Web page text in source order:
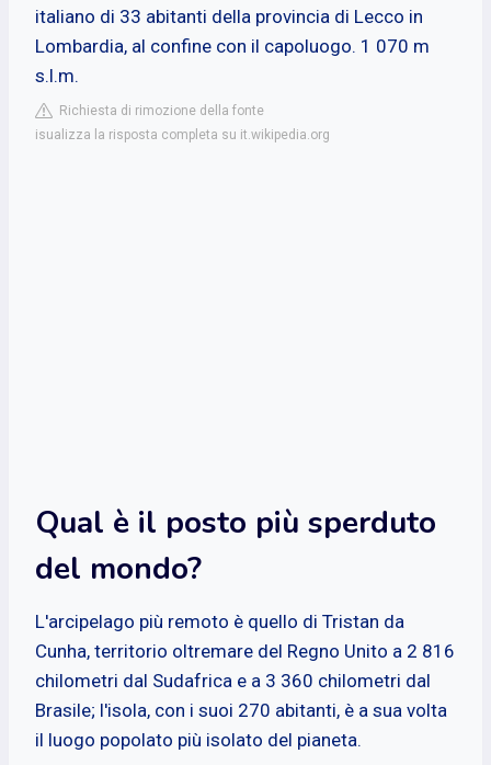
italiano di 33 abitanti della provincia di Lecco in
Lombardia, al confine con il capoluogo. 1 070 m
s.l.m.
Richiesta di rimozione della fonte
isualizza la risposta completa su it.wikipedia.org
Qual è il posto più sperduto
del mondo?
L'arcipelago più remoto è quello di Tristan da
Cunha, territorio oltremare del Regno Unito a 2 816
chilometri dal Sudafrica e a 3 360 chilometri dal
Brasile; l'isola, con i suoi 270 abitanti, è a sua volta
il luogo popolato più isolato del pianeta.